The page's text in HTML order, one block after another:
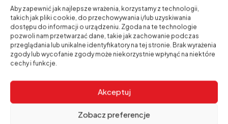
Aby zapewnić jak najlepsze wrażenia, korzystamy z technologii,
takich jak pliki cookie, do przechowywania i/lub uzyskiwania
dostępu do informacji o urządzeniu. Zgoda na te technologie
pozwoli nam przetwarzać dane, takie jak zachowanie podczas
przeglądania lub unikalne identyfikatory na tej stronie. Brak wyrażenia
zgody lub wycofanie zgody może niekorzystnie wpłynąć na niektóre
cechy i funkcje.
Akceptuj
Zobacz preferencje
Izolacje przeciwwodne – skuteczna
ochrona budynku przed wilgocią i wodą
1 września, 2025
Hydroizolacja piwnicy – jak skutecznie
30 sierpnia, 2025
Fugi Kerakoll – perfekcyjne wykończenie
29 sierpnia, 2025